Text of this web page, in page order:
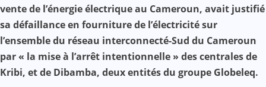
vente de l’énergie électrique au Cameroun, avait justifié
sa défaillance en fourniture de l’électricité sur
l’ensemble du réseau interconnecté-Sud du Cameroun
par « la mise à l’arrêt intentionnelle » des centrales de
Kribi, et de Dibamba, deux entités du groupe Globeleq.